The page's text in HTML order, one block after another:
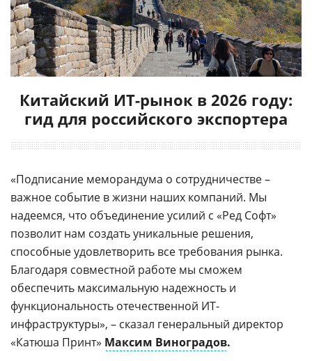
Китайский ИТ-рынок в 2026 году:
гид для российского экспортера
«Подписание меморандума о сотрудничестве –
важное событие в жизни наших компаний. Мы
надеемся, что объединение усилий с «Ред Софт»
позволит нам создать уникальные решения,
способные удовлетворить все требования рынка.
Благодаря совместной работе мы сможем
обеспечить максимальную надежность и
функциональность отечественной ИТ-
инфраструктуры», – сказал генеральный директор
«Катюша Принт» Максим Виноградов.